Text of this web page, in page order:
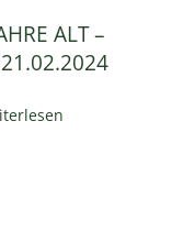
ALT –
21.02.2024